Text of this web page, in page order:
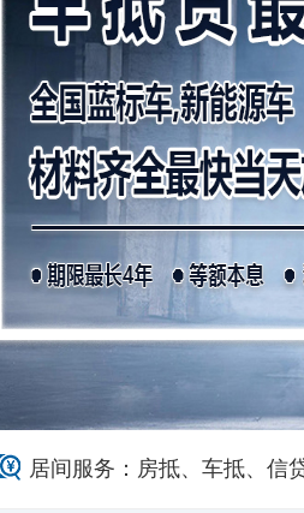
居间服务：房抵、车抵、信